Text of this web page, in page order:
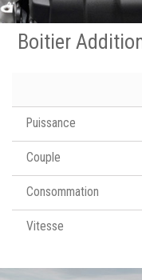
Boitier
Puissance
Couple
Consommation
Vitesse